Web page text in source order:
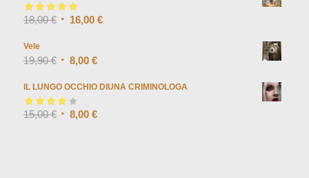
Valutato5.00
su
18,00€ 16,00 €
Vele
19,90€ 8,00 €
IL LUNGO OCCHIO DIUNA CRIMINOLOGA
Valutato4.00
15,00€ 8,00 €